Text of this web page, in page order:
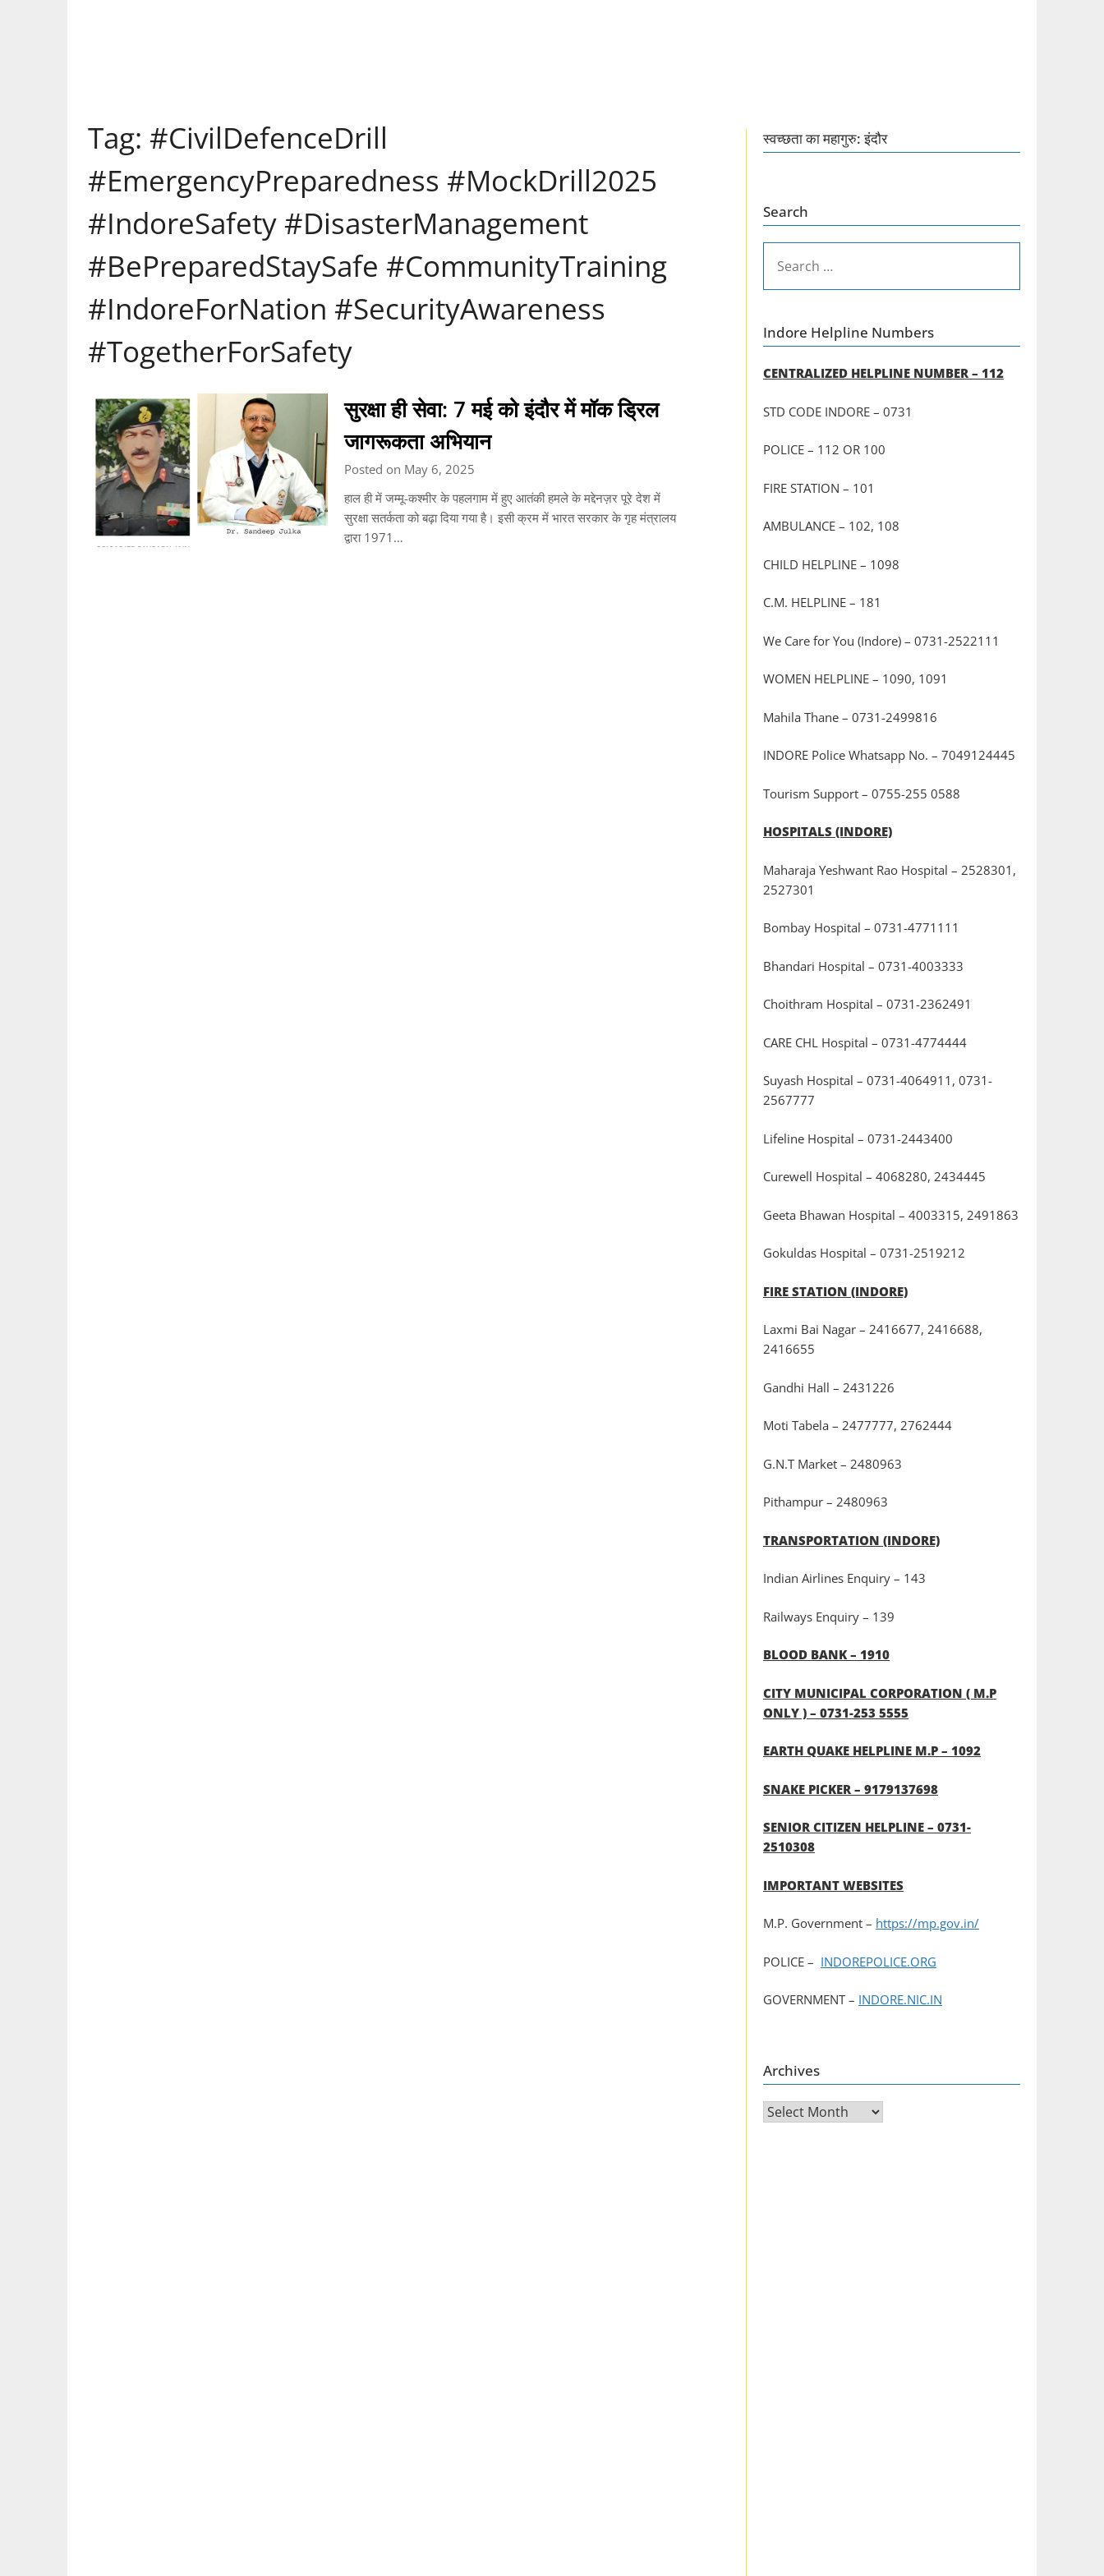
Tag: #CivilDefenceDrill
#EmergencyPreparedness #MockDrill2025
#IndoreSafety #DisasterManagement
#BePreparedStaySafe #CommunityTraining
#IndoreForNation #SecurityAwareness
#TogetherForSafety
सुरक्षा ही सेवा: 7 मई को इंदौर में मॉक ड्रिल
जागरूकता अभियान
Posted on May 6, 2025
हाल ही में जम्मू-कश्मीर के पहलगाम में हुए आतंकी हमले के मद्देनज़र पूरे देश में
सुरक्षा सतर्कता को बढ़ा दिया गया है। इसी क्रम में भारत सरकार के गृह मंत्रालय
द्वारा 1971…
स्वच्छता का महागुरु: इंदौर
Search
FOR:
Indore Helpline Numbers
CENTRALIZED HELPLINE NUMBER – 112
STD CODE INDORE – 0731
POLICE – 112 OR 100
FIRE STATION – 101
AMBULANCE – 102, 108
CHILD HELPLINE – 1098
C.M. HELPLINE – 181
We Care for You (Indore) – 0731-2522111
WOMEN HELPLINE – 1090, 1091
Mahila Thane – 0731-2499816
INDORE Police Whatsapp No. – 7049124445
Tourism Support – 0755-255 0588
HOSPITALS (INDORE)
Maharaja Yeshwant Rao Hospital – 2528301,
2527301
Bombay Hospital – 0731-4771111
Bhandari Hospital – 0731-4003333
Choithram Hospital – 0731-2362491
CARE CHL Hospital – 0731-4774444
Suyash Hospital – 0731-4064911, 0731-
2567777
Lifeline Hospital – 0731-2443400
Curewell Hospital – 4068280, 2434445
Geeta Bhawan Hospital – 4003315, 2491863
Gokuldas Hospital – 0731-2519212
FIRE STATION (INDORE)
Laxmi Bai Nagar – 2416677, 2416688,
2416655
Gandhi Hall – 2431226
Moti Tabela – 2477777, 2762444
G.N.T Market – 2480963
Pithampur – 2480963
TRANSPORTATION (INDORE)
Indian Airlines Enquiry – 143
Railways Enquiry – 139
BLOOD BANK – 1910
CITY MUNICIPAL CORPORATION ( M.P
ONLY ) – 0731-253 5555
EARTH QUAKE HELPLINE M.P – 1092
SNAKE PICKER – 9179137698
SENIOR CITIZEN HELPLINE – 0731-
2510308
IMPORTANT WEBSITES
M.P. Government – https://mp.gov.in/
POLICE – INDOREPOLICE.ORG
GOVERNMENT – INDORE.NIC.IN
Archives
Archives